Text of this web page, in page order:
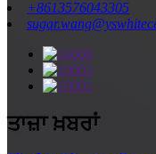
+8613576043305
ਤਾਜ਼ਾ ਖ਼ਬਰਾਂ